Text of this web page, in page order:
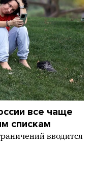
все чаще
спискам
вводится